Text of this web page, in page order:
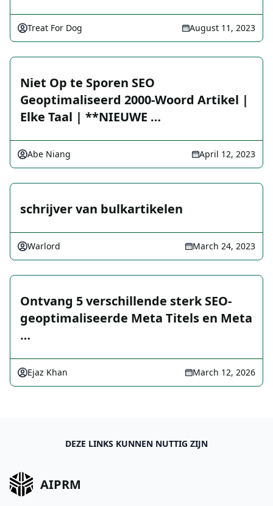
Treat For Dog August 11, 2023
Niet Op te Sporen SEO
Geoptimaliseerd 2000-Woord Artikel |
Elke Taal | **NIEUWE …
Abe Niang April 12, 2023
schrijver van bulkartikelen
Warlord March 24, 2023
Ontvang 5 verschillende sterk SEO-
geoptimaliseerde Meta Titels en Meta
…
Ejaz Khan March 12, 2026
DEZE LINKS KUNNEN NUTTIG ZIJN
AIPRM